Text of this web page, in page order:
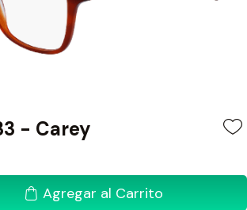
- Carey
Agregar al Carrito